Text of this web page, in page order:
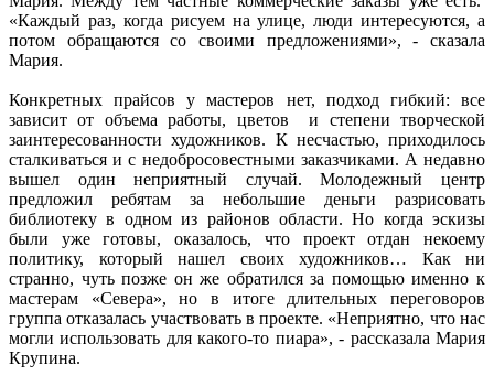
«Каждый раз, когда рисуем на улице, люди интересуются, а
потом обращаются со своими предложениями», - сказала
Мария.
Конкретных прайсов у мастеров нет, подход гибкий: все
зависит от объема работы, цветов и степени творческой
заинтересованности художников. К несчастью, приходилось
сталкиваться и с недобросовестными заказчиками. А недавно
вышел один неприятный случай. Молодежный центр
предложил ребятам за небольшие деньги разрисовать
библиотеку в одном из районов области. Но когда эскизы
были уже готовы, оказалось, что проект отдан некоему
политику, который нашел своих художников… Как ни
странно, чуть позже он же обратился за помощью именно к
мастерам «Севера», но в итоге длительных переговоров
группа отказалась участвовать в проекте. «Неприятно, что нас
могли использовать для какого-то пиара», - рассказала Мария
Крупина.